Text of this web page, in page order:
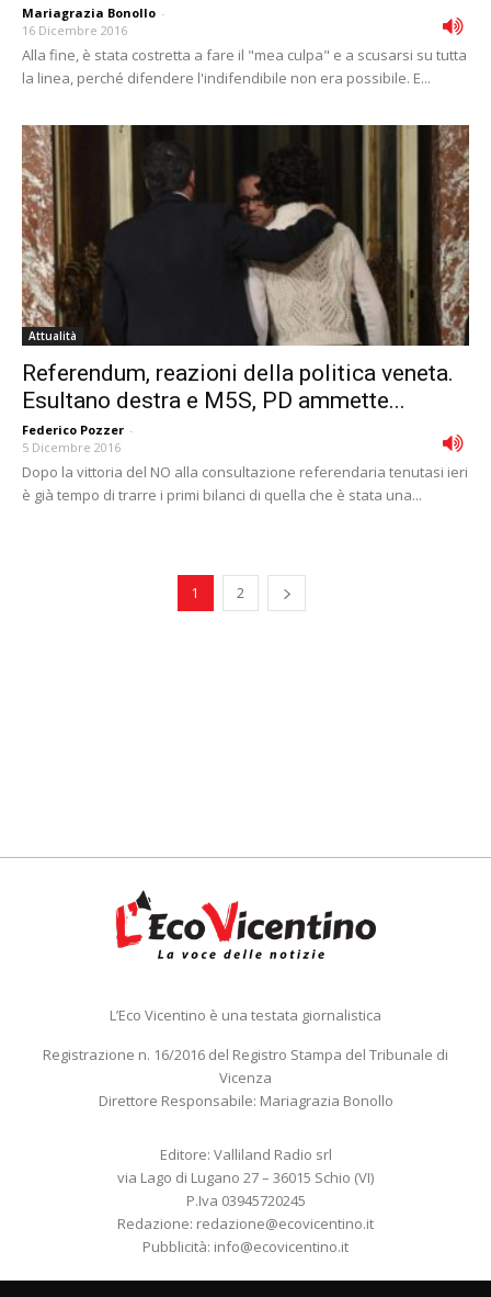
Mariagrazia Bonollo -
16 Dicembre 2016
Alla fine, è stata costretta a fare il "mea culpa" e a scusarsi su tutta
la linea, perché difendere l'indifendibile non era possibile. E...
Attualità
Referendum, reazioni della politica veneta.
Esultano destra e M5S, PD ammette...
Federico Pozzer -
5 Dicembre 2016
Dopo la vittoria del NO alla consultazione referendaria tenutasi ieri
è già tempo di trarre i primi bilanci di quella che è stata una...
1 2
L’Eco Vicentino è una testata giornalistica
Registrazione n. 16/2016 del Registro Stampa del Tribunale di
Vicenza
Direttore Responsabile: Mariagrazia Bonollo
Editore: Valliland Radio srl
via Lago di Lugano 27 – 36015 Schio (VI)
P.Iva 03945720245
Redazione: redazione@ecovicentino.it
Pubblicità: info@ecovicentino.it